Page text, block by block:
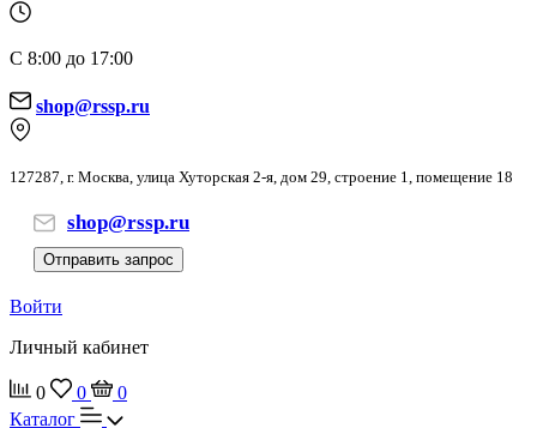
С 8:00 до 17:00
shop@rssp.ru
127287, г. Москва, улица Хуторская 2-я, дом 29, строение 1, помещение 18
shop@rssp.ru
Отправить запрос
Войти
Личный кабинет
0 0
0
Каталог